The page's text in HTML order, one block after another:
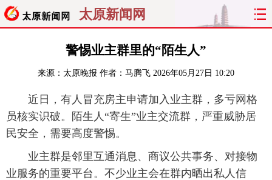
太原新闻网
聚焦 太原
经济 关注 文明 出行
纵横 曝光 综合 专题
旅游 理财
看天下 晋月读 最太原 网罗民生
警惕业主群里的“陌生人”
来源： 太原晚报 作者：马腾飞 2026年05月27日 10:20
近日，有人冒充房主申请加入业主群，多亏网格
员核实识破。陌生人“寄生”业主交流群，严重威胁居
民安全，需要高度警惕。
业主群是邻里互通消息、商议公共事务、对接物
业服务的重要平台。不少业主会在群内晒出私人信